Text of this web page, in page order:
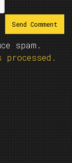
spam.
processed.